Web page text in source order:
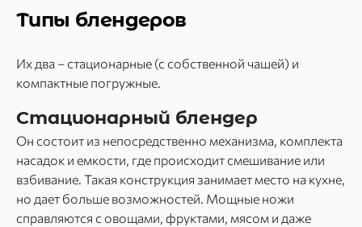
Типы блендеров
Их два – стационарные (с собственной чашей) и
компактные погружные.
Стационарный блендер
Он состоит из непосредственно механизма, комплекта
насадок и емкости, где происходит смешивание или
взбивание. Такая конструкция занимает место на кухне,
но дает больше возможностей. Мощные ножи
справляются с овощами, фруктами, мясом и даже